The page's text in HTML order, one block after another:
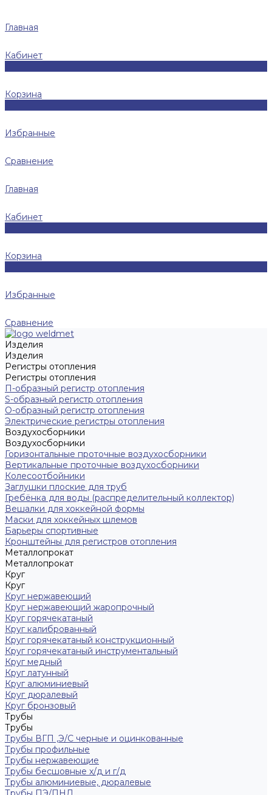
Главная
Кабинет
Корзина
Избранные
Сравнение
Главная
Кабинет
Корзина
Избранные
Сравнение
Изделия
Изделия
Регистры отопления
Регистры отопления
П-образный регистр отопления
S-образный регистр отопления
O-образный регистр отопления
Электрические регистры отопления
Воздухосборники
Воздухосборники
Горизонтальные проточные воздухосборники
Вертикальные проточные воздухосборники
Колесоотбойники
Заглушки плоские для труб
Гребёнка для воды (распределительный коллектор)
Вешалки для хоккейной формы
Маски для хоккейных шлемов
Барьеры спортивные
Кронштейны для регистров отопления
Металлопрокат
Металлопрокат
Круг
Круг
Круг нержавеющий
Круг нержавеющий жаропрочный
Круг горячекатаный
Круг калиброванный
Круг горячекатаный конструкционный
Круг горячекатаный инструментальный
Круг медный
Круг латунный
Круг алюминиевый
Круг дюралевый
Круг бронзовый
Трубы
Трубы
Трубы ВГП ,Э/С черные и оцинкованные
Трубы профильные
Трубы нержавеющие
Трубы бесшовные х/д и г/д
Трубы алюминиевые, дюралевые